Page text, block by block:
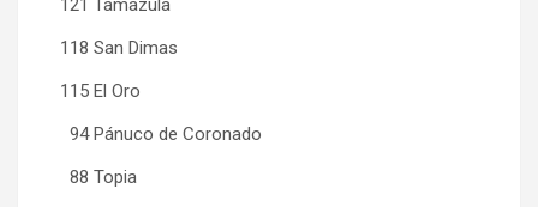
121 Tamazula
118 San Dimas
115 El Oro
94 Pánuco de Coronado
88 Topia